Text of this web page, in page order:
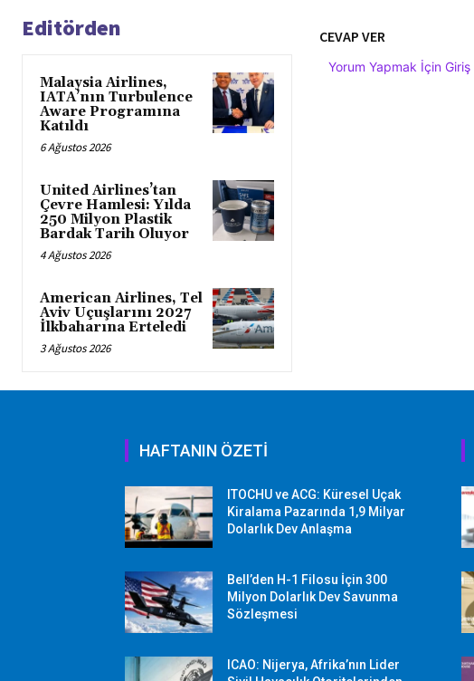
Editörden
Malaysia Airlines,
IATA’nın Turbulence
Aware Programına
Katıldı
6 Ağustos 2026
United Airlines’tan
Çevre Hamlesi: Yılda
250 Milyon Plastik
Bardak Tarih Oluyor
4 Ağustos 2026
American Airlines, Tel
Aviv Uçuşlarını 2027
İlkbaharına Erteledi
3 Ağustos 2026
CEVAP VER
Yorum Yapmak İçin Giriş
HAFTANIN ÖZETİ
ITOCHU ve ACG: Küresel Uçak
Kiralama Pazarında 1,9 Milyar
Dolarlık Dev Anlaşma
Bell’den H-1 Filosu İçin 300
Milyon Dolarlık Dev Savunma
Sözleşmesi
ICAO: Nijerya, Afrika’nın Lider